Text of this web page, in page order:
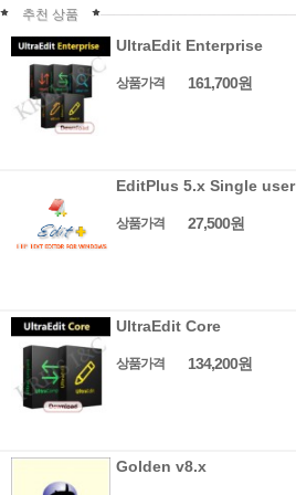
추천 상품
UltraEdit Enterprise
상품가격 161,700원
EditPlus 5.x Single user
상품가격 27,500원
UltraEdit Core
상품가격 134,200원
Golden v8.x